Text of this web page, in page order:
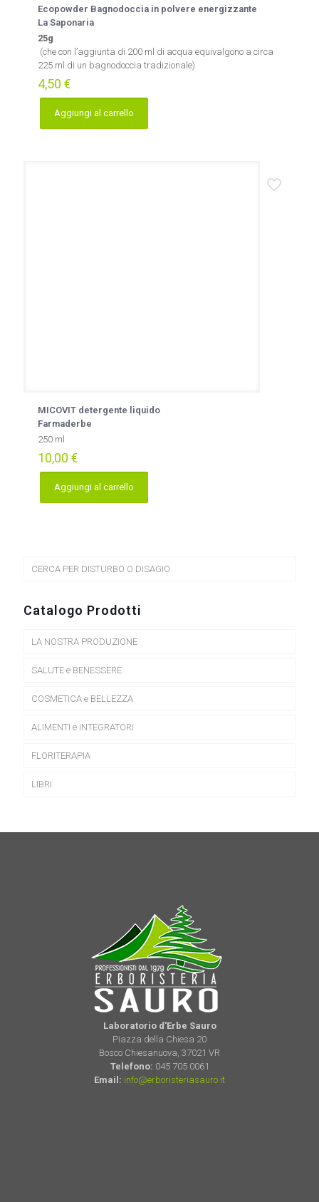
Ecopowder Bagnodoccia in polvere energizzante
La Saponaria
25g
(che con l’aggiunta di 200 ml di acqua equivalgono a circa
225 ml di un bagnodoccia tradizionale)
4,50 €
Aggiungi al carrello
MICOVIT detergente liquido
Farmaderbe
250 ml
10,00 €
Aggiungi al carrello
CERCA PER DISTURBO O DISAGIO
Catalogo Prodotti
LA NOSTRA PRODUZIONE
SALUTE e BENESSERE
COSMETICA e BELLEZZA
ALIMENTI e INTEGRATORI
FLORITERAPIA
LIBRI
Laboratorio d'Erbe Sauro
Piazza della Chiesa 20
Bosco Chiesanuova, 37021 VR
Telefono: 045 705 0061
Email: info@erboristeriasauro.it